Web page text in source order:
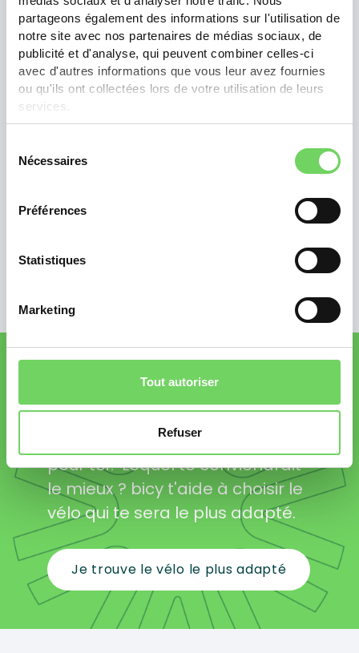
partageons également des informations sur l'utilisation de
notre site avec nos partenaires de médias sociaux, de
publicité et d'analyse, qui peuvent combiner celles-ci
avec d'autres informations que vous leur avez fournies
ou qu'ils ont collectées lors de votre utilisation de leurs
services.
Nécessaires
Préférences
Statistiques
Marketing
Tout autoriser
Refuser
Quel vélo
choisir ?
Tu ne sais pas quel vélo est fait
pour toi? Lequel te conviendrait
le mieux ? bicy t'aide à choisir le
vélo qui te sera le plus adapté.
Je trouve le vélo le plus adapté